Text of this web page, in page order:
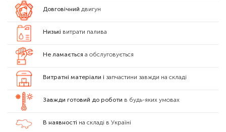
Довговічний двигун
Низькі витрати палива
Не ламається а обслуговується
Витратні матеріали і запчастини завжди на складі
Завжди готовий до роботи в будь-яких умовах
В наявності на складі в Україні